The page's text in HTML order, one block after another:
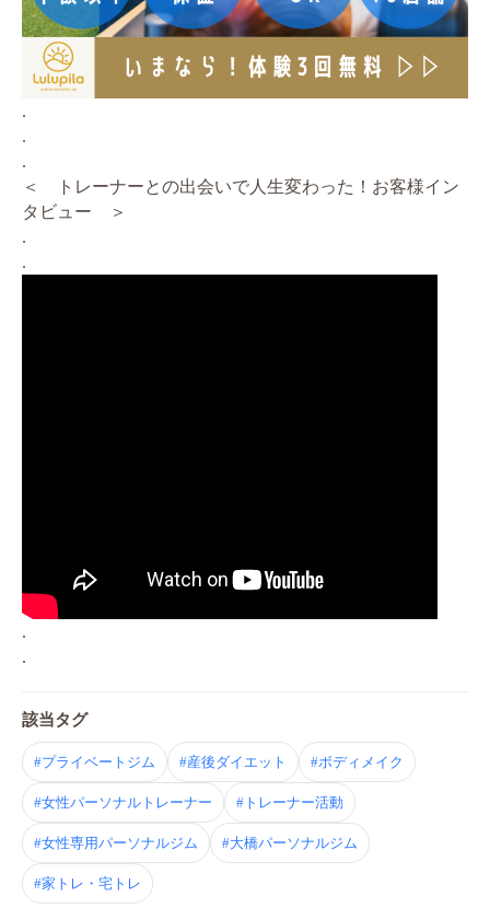
.
.
.
＜ トレーナーとの出会いで人生変わった！お客様イン
タビュー ＞
.
.
.
.
該当タグ
#プライベートジム #産後ダイエット #ボディメイク
#女性パーソナルトレーナー #トレーナー活動
#女性専用パーソナルジム #大橋パーソナルジム
#家トレ・宅トレ